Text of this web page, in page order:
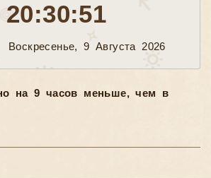
20:30:53
Воскресенье, 9 Августа 2026
на 9 часов меньше, чем в